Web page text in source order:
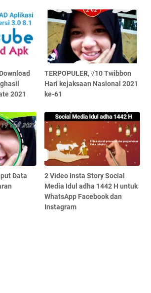
2021
TERPOPULER, √10 Twibbon
Hari kejaksaan Nasional 2021
ke-61
Data
2 Video Insta Story Social
Media Idul adha 1442 H untuk
WhatsApp Facebook dan
Instagram